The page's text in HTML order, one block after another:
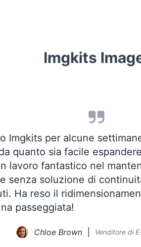
Imgkits
Imgkits per alcune
quanto sia facile
lavoro fantastico nel
senza soluzione di
Ha reso il
passeggiata!
Chloe Brown Venditore di